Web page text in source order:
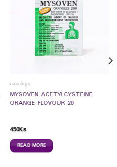
ဆေးဝါးများ
MYSOVEN ACETYLCYSTEINE
ORANGE FLOVOUR 20
450Ks
READ MORE